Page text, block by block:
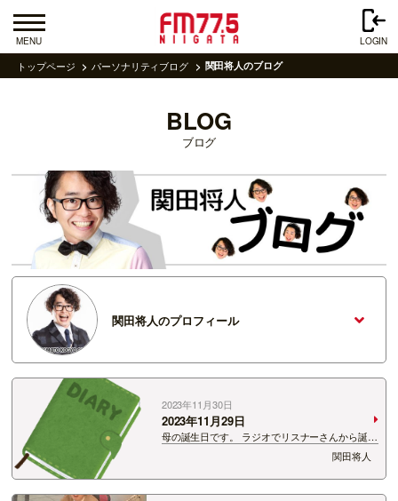
MENU LOGIN
トップページ パーソナリティブログ 関田将人のブログ
BLOG
ブログ
関田将人のプロフィール
2023年11月30日
2023年11月29日
母の誕生日です。 ラジオでリスナーさんから誕生
日メールが来るってすごいですよね。 元気でい
てもらえればと思います。 いい肉の日は関田母の
誕生日ということで覚えておいてください！ 来
年はたくさん…
関田将人